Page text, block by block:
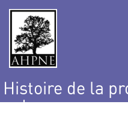
Histoire de la
nature